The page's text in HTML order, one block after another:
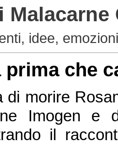
idee,
che
di morire
Imogen e
il